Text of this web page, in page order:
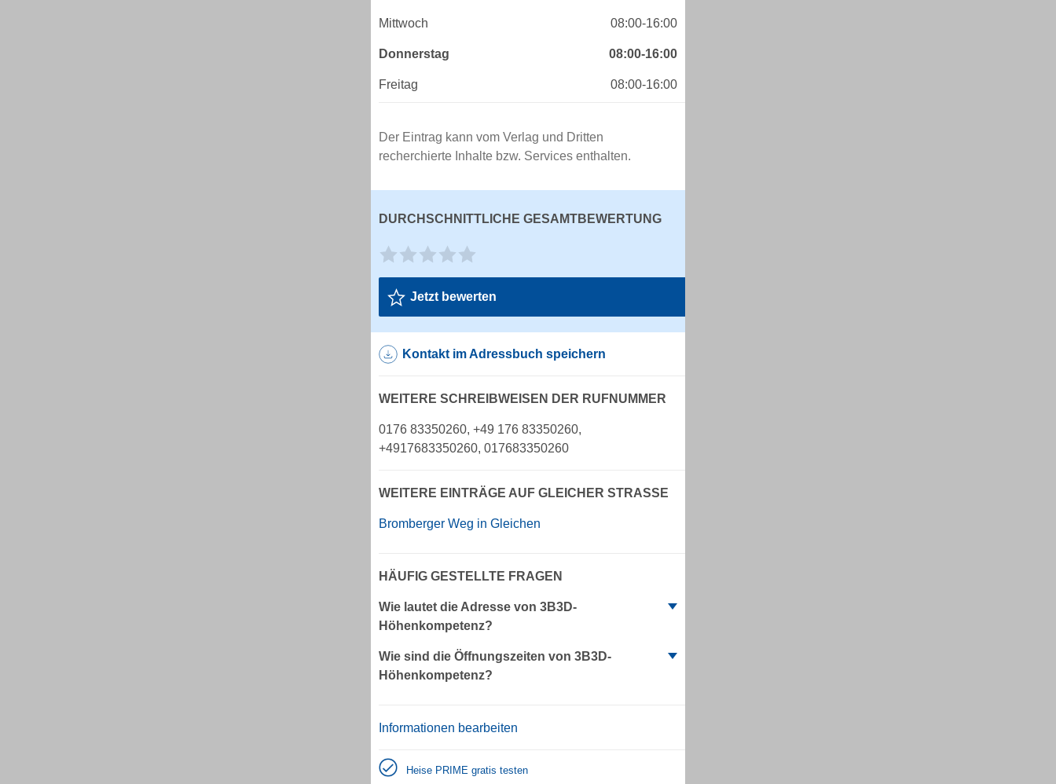
Mittwoch 08:00-16:00
Donnerstag 08:00-16:00
Freitag 08:00-16:00
Der Eintrag kann vom Verlag und Dritten
recherchierte Inhalte bzw. Services enthalten.
DURCHSCHNITTLICHE GESAMTBEWERTUNG
Jetzt bewerten
Kontakt im Adressbuch speichern
WEITERE SCHREIBWEISEN DER RUFNUMMER
0176 83350260, +49 176 83350260,
+4917683350260, 017683350260
WEITERE EINTRÄGE AUF GLEICHER STRASSE
Bromberger Weg in Gleichen
HÄUFIG GESTELLTE FRAGEN
Wie lautet die Adresse von 3B3D-
Höhenkompetenz?
Wie sind die Öffnungszeiten von 3B3D-
Höhenkompetenz?
Informationen bearbeiten
Heise PRIME gratis testen